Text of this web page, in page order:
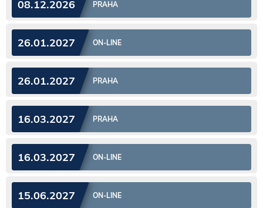
08.12.2026 PRAHA
26.01.2027 ON-LINE
26.01.2027 PRAHA
16.03.2027 PRAHA
16.03.2027 ON-LINE
15.06.2027 ON-LINE